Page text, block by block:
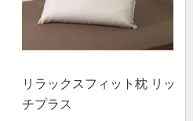
リラックスフィット枕 リッ
チプラス